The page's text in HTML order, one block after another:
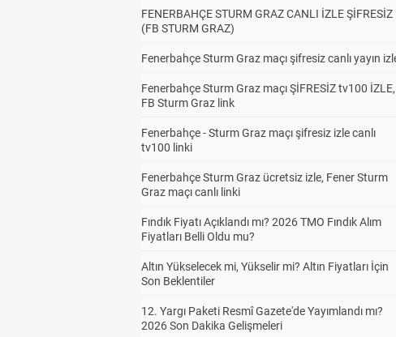
FENERBAHÇE STURM GRAZ CANLI İZLE ŞİFRESİZ
(FB STURM GRAZ)
Fenerbahçe Sturm Graz maçı şifresiz canlı yayın
Fenerbahçe Sturm Graz maçı ŞİFRESİZ tv100 İZLE,
FB Sturm Graz link
Fenerbahçe - Sturm Graz maçı şifresiz izle canlı
tv100 linki
Fenerbahçe Sturm Graz ücretsiz izle, Fener Sturm
Graz maçı canlı linki
Fındık Fiyatı Açıklandı mı? 2026 TMO Fındık Alım
Fiyatları Belli Oldu mu?
Altın Yükselecek mi, Yükselir mi? Altın Fiyatları İçin
Son Beklentiler
12. Yargı Paketi Resmî Gazete'de Yayımlandı mı?
2026 Son Dakika Gelişmeleri